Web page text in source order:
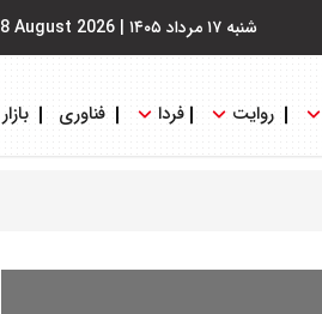
شنبه ۱۷ مرداد ۱۴۰۵ |
8 August 2026
روایت فردا فناوری بازار